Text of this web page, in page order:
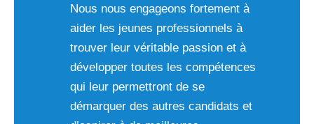
Nous nous engageons fortement à
aider les jeunes professionnels à
trouver leur véritable passion et à
développer toutes les compétences
qui leur permettront de se
démarquer des autres candidats et